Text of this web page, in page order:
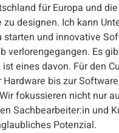
für Europa und
designen. Ich kann
und innovative
verlorengegangen. Es
ist eines davon. Für den
Hardware bis zur
fokussieren nicht nur
Sachbearbeiter:in und
Potenzial.